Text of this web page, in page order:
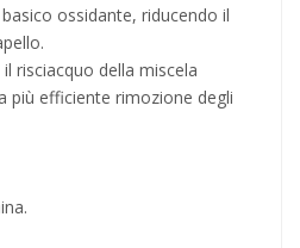
ossidante, riducendo il
risciacquo della miscela
più efficiente rimozione degli